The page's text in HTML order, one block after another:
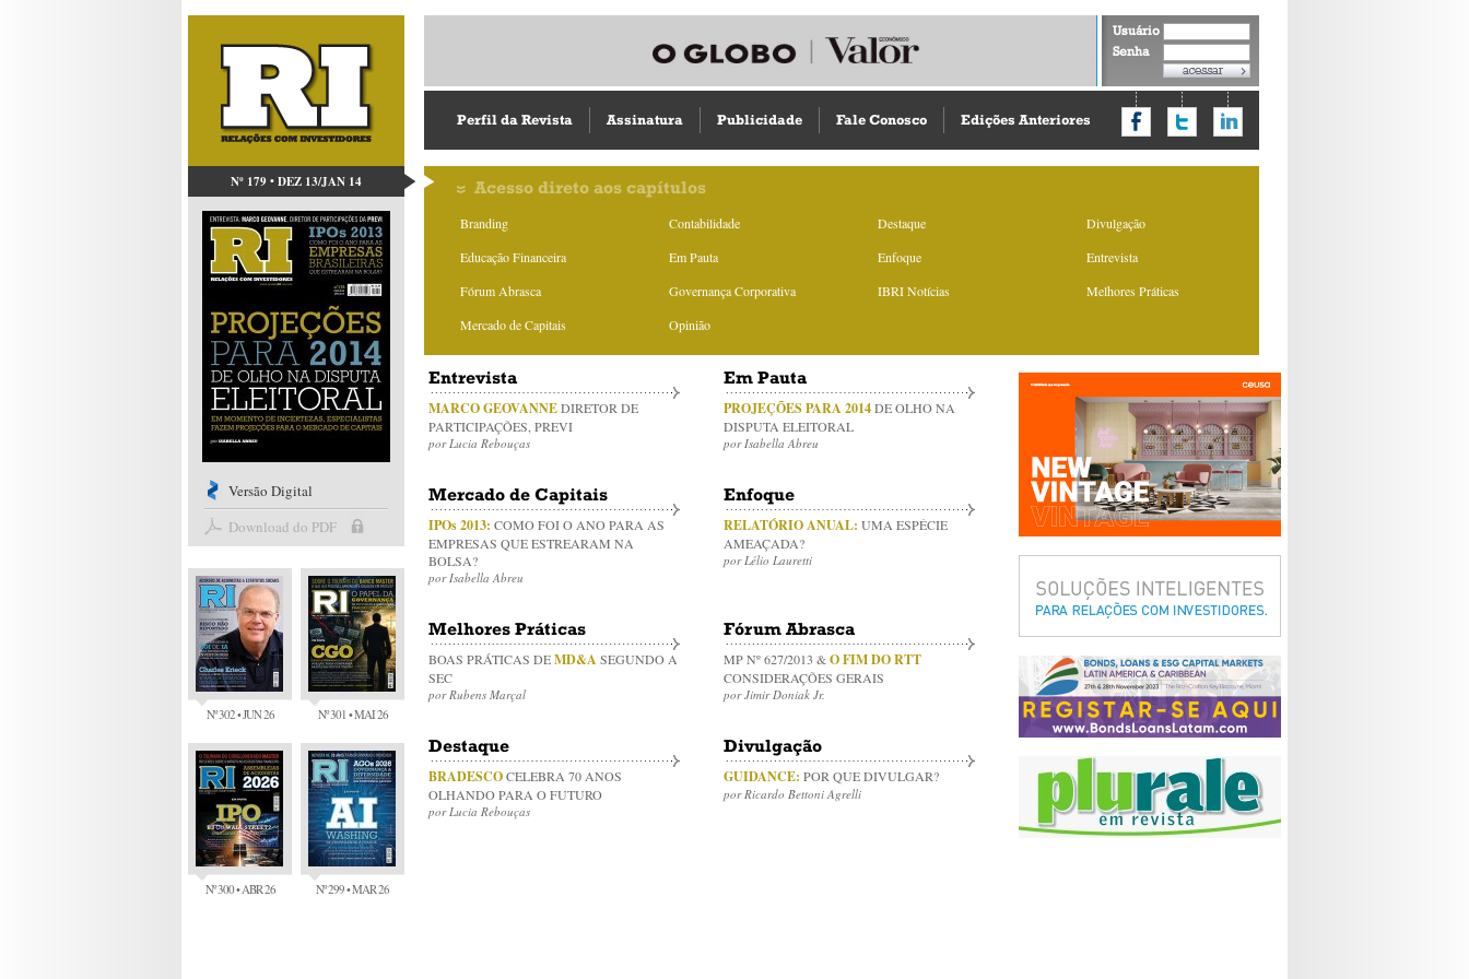
Nº 179 • DEZ 13/JAN 14
Versão Digital
Download do PDF
Nº 302 • JUN 26 Nº 301 • MAI 26
Nº 300 • ABR 26 Nº 299 • MAR 26
Usuário
Senha
Perfil da Revista Assinatura Publicidade Fale Conosco Edições Anteriores
Acesso direto aos capítulos
Branding Contabilidade Destaque
Divulgação
Educação Financeira
Em Pauta Enfoque
Entrevista
Fórum Abrasca
Governança Corporativa IBRI Notícias
Melhores Práticas
Mercado de Capitais
Opinião
Entrevista
MARCO GEOVANNEDIRETOR DE
PARTICIPAÇÕES, PREVI
por Lucia Rebouças
Em Pauta
PROJEÇÕES PARA 2014DE OLHO NA
DISPUTA ELEITORAL
por Isabella Abreu
Mercado de Capitais
IPOs 2013: COMO FOI O ANO PARA AS
EMPRESAS QUE ESTREARAM NA
BOLSA?
por Isabella Abreu
Enfoque
RELATÓRIO ANUAL: UMA ESPÉCIE
AMEAÇADA?
por Lélio Lauretti
Melhores Práticas
BOAS PRÁTICAS DEMD&A SEGUNDO A
SEC
por Rubens Marçal
Fórum Abrasca
MP Nº 627/2013 & O FIM DO RTT
CONSIDERAÇÕES GERAIS
por Jimir Doniak Jr.
Destaque
BRADESCOCELEBRA 70 ANOS
OLHANDO PARA O FUTURO
por Lucia Rebouças
Divulgação
GUIDANCE: POR QUE DIVULGAR?
por Ricardo Bettoni Agrelli